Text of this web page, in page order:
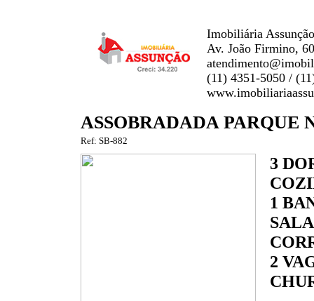
Imobiliária
Av. João Firmino,
(11) 4351-5050 /
ASSOBRADADA PARQUE
Ref: SB-882
3
1
2